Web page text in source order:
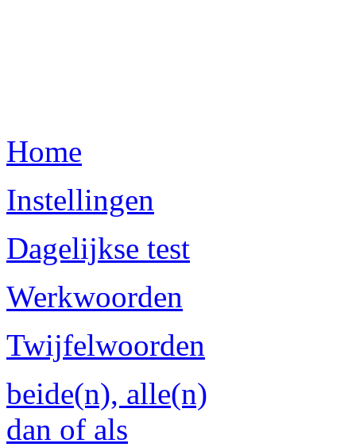
Home
Instellingen
Dagelijkse test
Werkwoorden
Twijfelwoorden
beide(n), alle(n)
dan of als